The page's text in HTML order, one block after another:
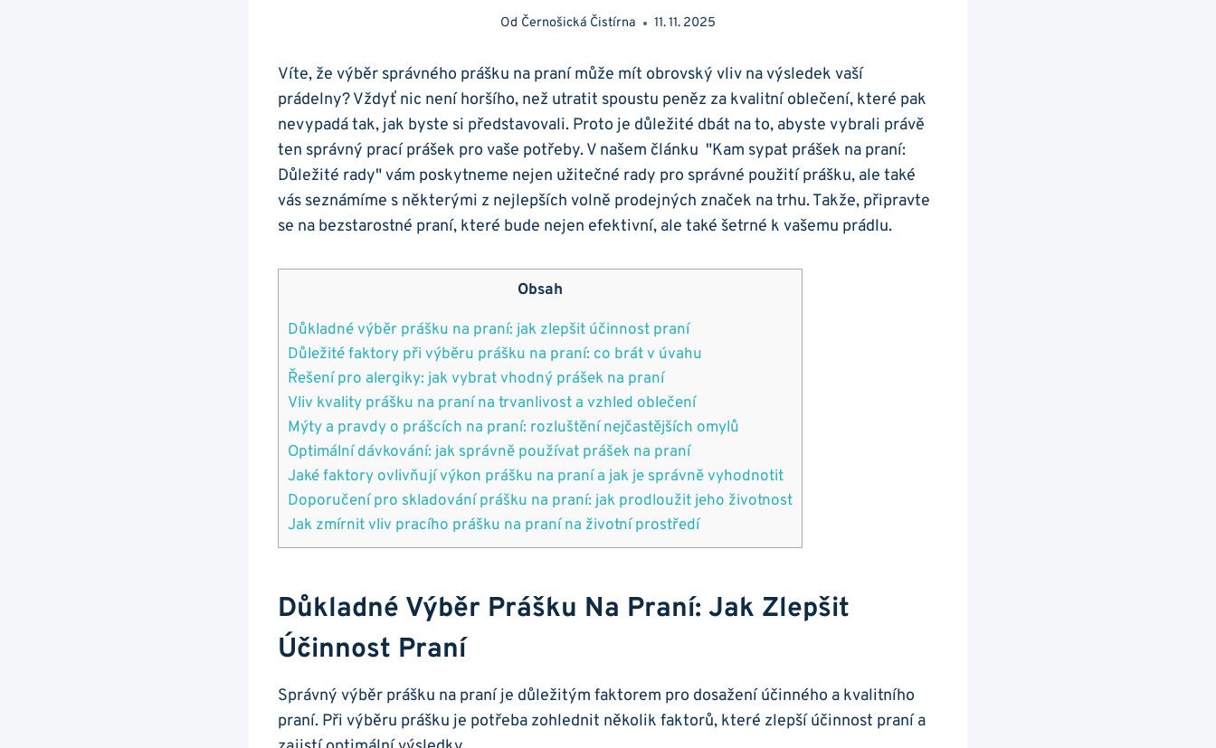
Od Černošická Čistírna 11. 11. 2025
Víte, že ‍výběr správného prášku na⁣ praní může mít obrovský vliv​ na výsledek ‍vaší
prádelny? Vždyť nic není​ horšího, než utratit spoustu peněz za kvalitní oblečení, které​ pak
nevypadá ​tak, jak byste si představovali. Proto​ je důležité dbát na to, abyste vybrali právě​
ten ‌správný ​prací‌ prášek⁢ pro vaše potřeby.‌ V ⁣našem článku ​ "Kam sypat prášek na praní:
⁢Důležité rady" vám poskytneme nejen užitečné rady pro správné použití‌ prášku, ale také ​
vás‌ seznámíme s ⁢některými z nejlepších volně prodejných značek‌ na trhu. Takže, připravte
se na​ bezstarostné praní, které bude nejen efektivní, ale také šetrné k vašemu prádlu.
Obsah
Důkladné výběr prášku na praní: jak zlepšit účinnost praní
Důležité faktory⁢ při ​výběru ‌prášku na praní:‍ co​ brát v úvahu
Řešení pro alergiky: jak vybrat vhodný prášek na⁢ praní
Vliv kvality prášku na ‍praní na trvanlivost‌ a vzhled oblečení
Mýty ⁢a pravdy o prášcích na praní: rozluštění nejčastějších ‍omylů
Optimální dávkování: jak⁣ správně používat ‍prášek na praní
Jaké faktory ‌ovlivňují výkon‍ prášku na ‌praní a jak ​je správně vyhodnotit
Doporučení pro skladování prášku‍ na‌ praní: jak prodloužit ‍jeho životnost
Jak zmírnit vliv pracího‌ prášku na ⁢praní na životní prostředí
Důkladné Výběr Prášku Na Praní: Jak Zlepšit
Účinnost Praní
Správný⁢ výběr prášku na ​praní ​je důležitým​ faktorem​ pro dosažení účinného a kvalitního
praní. Při výběru prášku je ​potřeba zohlednit několik⁢ faktorů, které zlepší účinnost praní a